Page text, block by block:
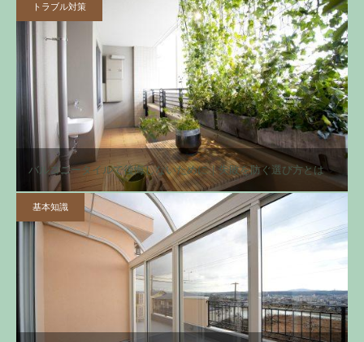
トラブル対策
バルコニータイルで後悔しないために｜失敗を防ぐ選び方とは
基本知識